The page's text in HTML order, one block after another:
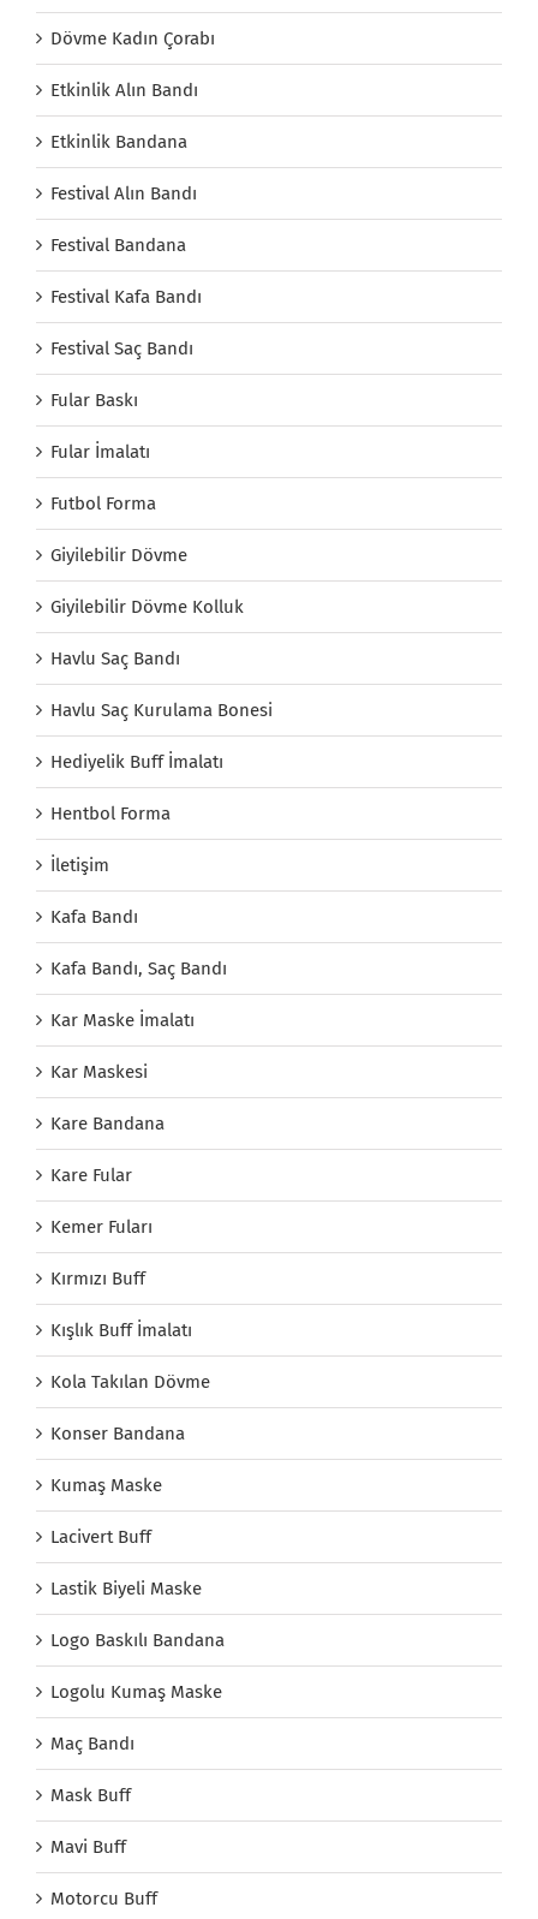
Dövme Kadın Çorabı
Etkinlik Alın Bandı
Etkinlik Bandana
Festival Alın Bandı
Festival Bandana
Festival Kafa Bandı
Festival Saç Bandı
Fular Baskı
Fular İmalatı
Futbol Forma
Giyilebilir Dövme
Giyilebilir Dövme Kolluk
Havlu Saç Bandı
Havlu Saç Kurulama Bonesi
Hediyelik Buff İmalatı
Hentbol Forma
İletişim
Kafa Bandı
Kafa Bandı, Saç Bandı
Kar Maske İmalatı
Kar Maskesi
Kare Bandana
Kare Fular
Kemer Fuları
Kırmızı Buff
Kışlık Buff İmalatı
Kola Takılan Dövme
Konser Bandana
Kumaş Maske
Lacivert Buff
Lastik Biyeli Maske
Logo Baskılı Bandana
Logolu Kumaş Maske
Maç Bandı
Mask Buff
Mavi Buff
Motorcu Buff